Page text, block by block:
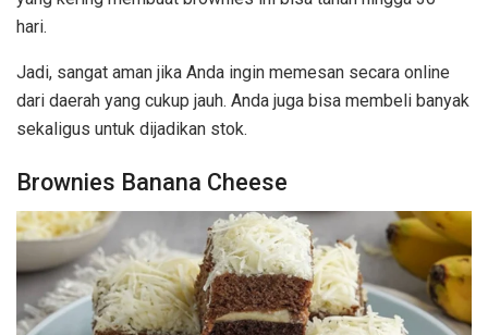
hari.
Jadi, sangat aman jika Anda ingin memesan secara online
dari daerah yang cukup jauh. Anda juga bisa membeli banyak
sekaligus untuk dijadikan stok.
Brownies Banana Cheese